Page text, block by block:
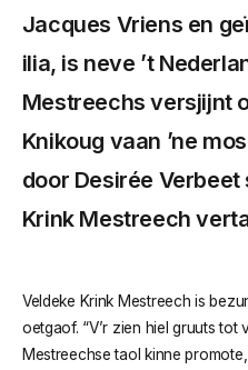
Jacques Vriens en
ilia, is neve ’t
Mestreechs versjijnt
Knikoug vaan ’ne
door Desirée
Krink Mestreech
Veldeke Krink Mestreech is
oetgaof. “V’r zien hiel gruuts tot
Mestreechse taol kinne